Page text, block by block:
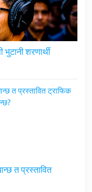
शरणार्थी
त प्रस्तावित